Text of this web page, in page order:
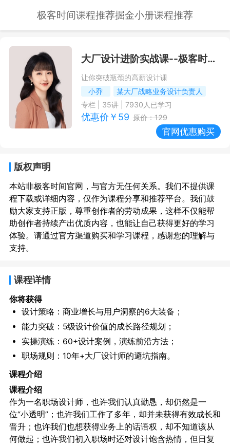
极客时间课程推荐掘金小册课程推荐
大厂设计进阶实战课--极客时间课程推荐/优惠
让你突破瓶颈的高薪设计课
小乔
某大厂战略业务设计负责人
专栏
35讲 | 7930 人已学习
优惠价￥ 59 原价：129
官网优惠购买
版权声明
本站非极客时间官网，与官方无任何关系。我们不提供课
程下载或详细内容，仅作为课程分享和推荐平台。我们鼓
励大家支持正版，尊重创作者的劳动成果，这样不仅能帮
助创作者持续产出优质内容，也能让自己获得更好的学习
体验。请通过官方渠道购买和学习课程，感谢您的理解与
支持。
课程详情
你将获得
设计策略：商业增长与用户洞察的6大装备；
能力突破：5级设计价值的成长路径规划；
实操演练：60+设计案例，演练前沿方法；
职场规则：10年+大厂设计师的避坑指南。
课程介绍
课程介绍
作为一名职场设计师，也许我们认真勤恳，却仍然是一
位“小透明”；也许我们工作了多年，却并未获得有效成长和
晋升；也许我们也想获得业务上的话语权，却不知道该从
何做起；也许我们初入职场时还对设计饱含热情，但日复